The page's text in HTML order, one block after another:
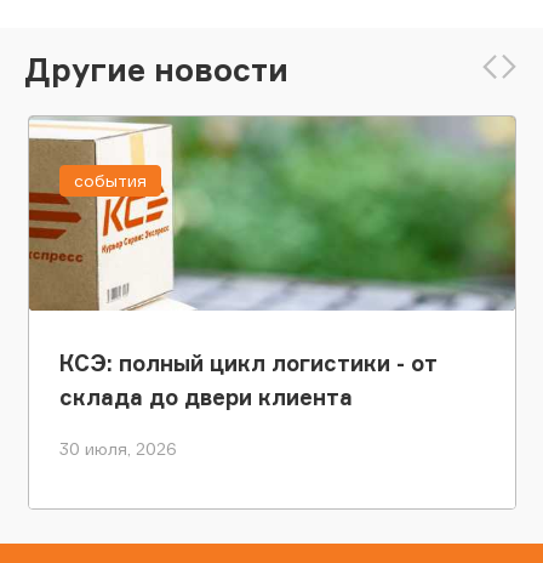
Другие новости
КСЭ: полный цикл логистики - от
склада до двери клиента
30 июля, 2026
события